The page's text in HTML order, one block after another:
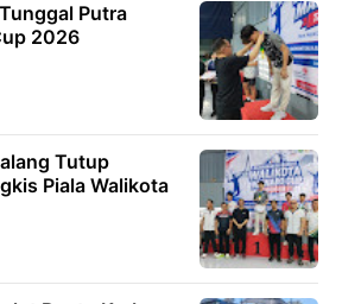
Putra
2026
Tutup
Piala Walikota